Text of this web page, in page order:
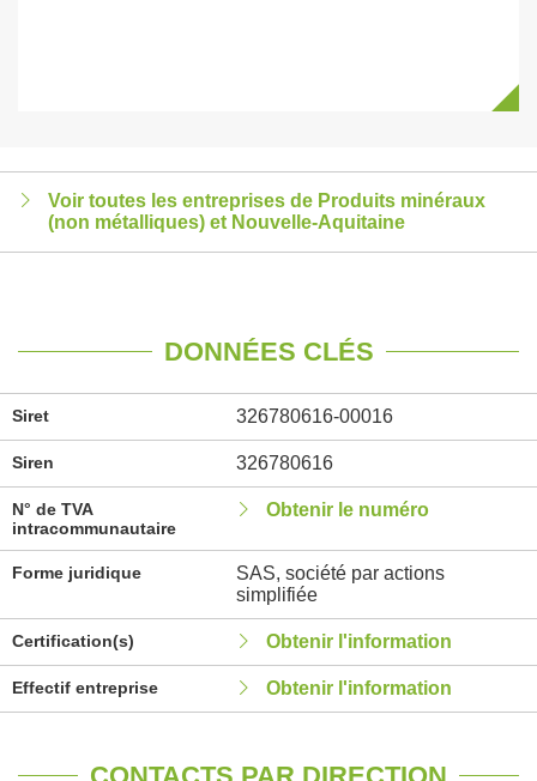
Voir toutes les entreprises de Produits minéraux
(non métalliques) et Nouvelle-Aquitaine
DONNÉES CLÉS
Siret 326780616-00016
Siren 326780616
N° de TVA
intracommunautaire
Obtenir le numéro
Forme juridique
SAS, société par actions
simplifiée
Certification(s) Obtenir l'information
Effectif entreprise Obtenir l'information